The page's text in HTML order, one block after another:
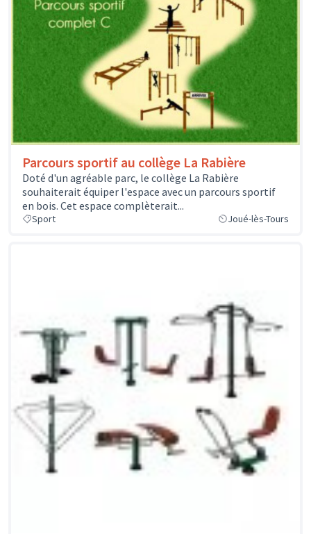
Parcours sportif au collège La Rabière
Doté d'un agréable parc, le collège La Rabière
souhaiterait équiper l'espace avec un parcours sportif
en bois. Cet espace complèterait...
Sport Joué-lès-Tours